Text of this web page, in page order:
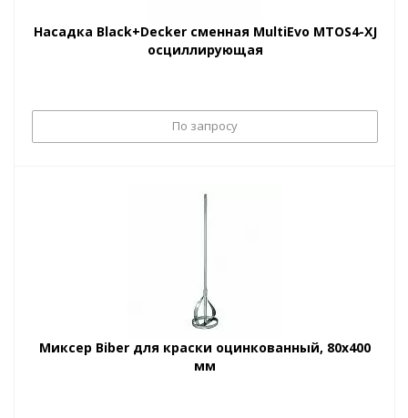
Насадка Black+Decker сменная MultiEvo MTOS4-XJ
осциллирующая
По запросу
Миксер Biber для краски оцинкованный, 80х400
мм